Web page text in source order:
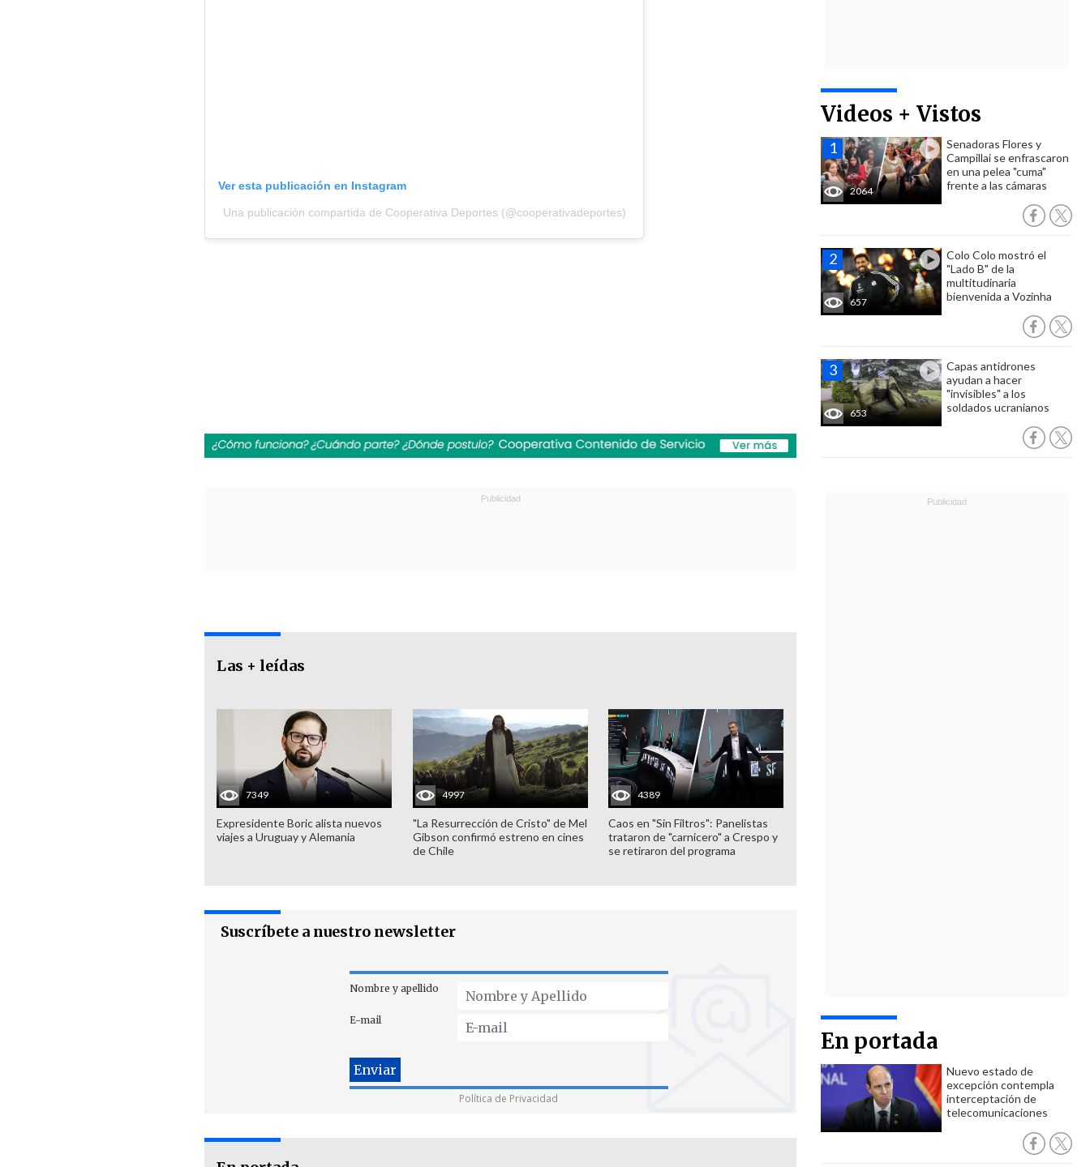
Videos + Vistos
2064
Senadoras Flores y
Campillai se enfrascaron
en una pelea "cuma"
frente a las cámaras
657
Colo Colo mostró el
"Lado B" de la
multitudinaria
bienvenida a Vozinha
653
Capas antidrones
ayudan a hacer
"invisibles" a los
soldados ucranianos
En portada
Nuevo estado de
excepción contempla
interceptación de
telecomunicaciones
Ver esta publicación en Instagram
Una publicación compartida de Cooperativa Deportes (@cooperativadeportes)
Las + leídas
7349
Expresidente Boric alista nuevos
viajes a Uruguay y Alemania
4997
"La Resurrección de Cristo" de Mel
Gibson confirmó estreno en cines
de Chile
4389
Caos en "Sin Filtros": Panelistas
trataron de "carnicero" a Crespo y
se retiraron del programa
Suscríbete a nuestro newsletter
Nombre y apellido
E-mail
Política de Privacidad